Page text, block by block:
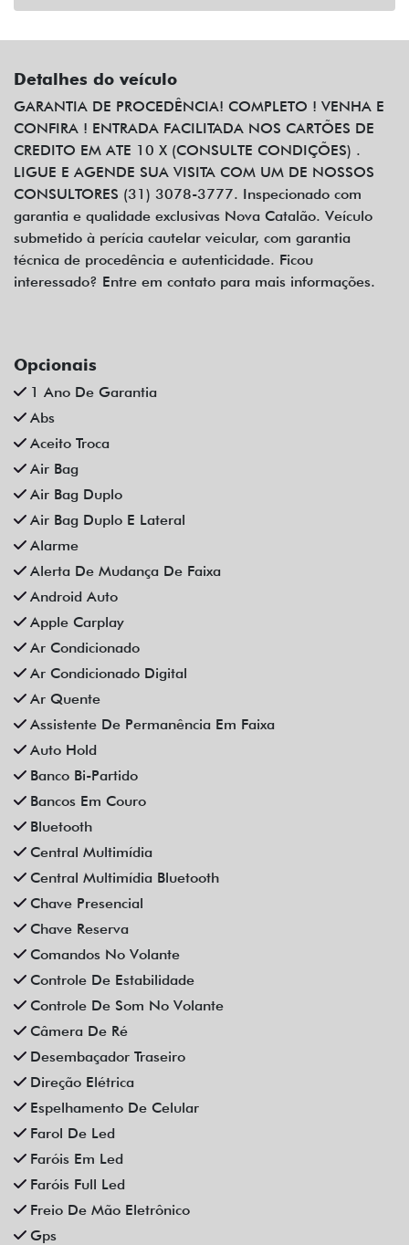
Detalhes do veículo
GARANTIA DE PROCEDÊNCIA! COMPLETO ! VENHA E
CONFIRA ! ENTRADA FACILITADA NOS CARTÕES DE
CREDITO EM ATE 10 X (CONSULTE CONDIÇÕES) .
LIGUE E AGENDE SUA VISITA COM UM DE NOSSOS
CONSULTORES (31) 3078-3777. Inspecionado com
garantia e qualidade exclusivas Nova Catalão. Veículo
submetido à perícia cautelar veicular, com garantia
técnica de procedência e autenticidade. Ficou
interessado? Entre em contato para mais informações.
Opcionais
1 Ano De Garantia
Abs
Aceito Troca
Air Bag
Air Bag Duplo
Air Bag Duplo E Lateral
Alarme
Alerta De Mudança De Faixa
Android Auto
Apple Carplay
Ar Condicionado
Ar Condicionado Digital
Ar Quente
Assistente De Permanência Em Faixa
Auto Hold
Banco Bi-Partido
Bancos Em Couro
Bluetooth
Central Multimídia
Central Multimídia Bluetooth
Chave Presencial
Chave Reserva
Comandos No Volante
Controle De Estabilidade
Controle De Som No Volante
Câmera De Ré
Desembaçador Traseiro
Direção Elétrica
Espelhamento De Celular
Farol De Led
Faróis Em Led
Faróis Full Led
Freio De Mão Eletrônico
Gps